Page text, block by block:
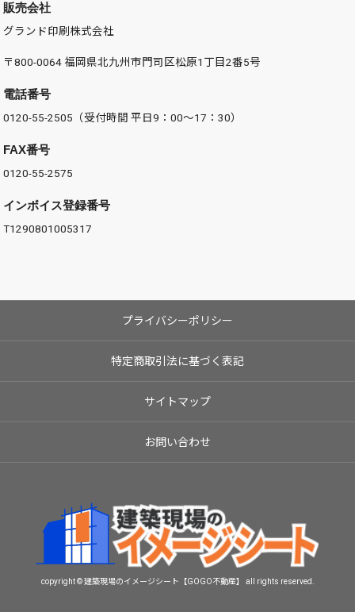
販売会社
グランド印刷株式会社
〒800-0064 福岡県北九州市門司区松原1丁目2番5号
電話番号
0120-55-2505（受付時間 平日9：00～17：30）
FAX番号
0120-55-2575
インボイス登録番号
T1290801005317
プライバシーポリシー
特定商取引法に基づく表記
サイトマップ
お問い合わせ
copyright © 建築現場のイメージシート【GOGO不動産】 all rights reserved.